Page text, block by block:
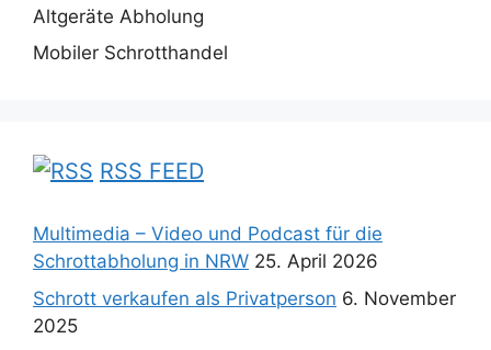
Altgeräte Abholung
Mobiler Schrotthandel
RSS FEED
Multimedia – Video und Podcast für die
Schrottabholung in NRW 25. April 2026
Schrott verkaufen als Privatperson 6. November
2025